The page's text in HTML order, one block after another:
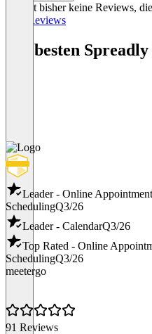
Es gibt bisher keine Reviews,
Alle Reviews
Die besten
Leader - Online Appointment
SchedulingQ3/26
Leader - CalendarQ3/26
Top Rated - Online
SchedulingQ3/26
meetergo
91 Reviews